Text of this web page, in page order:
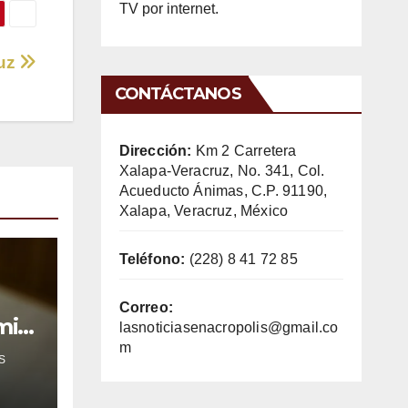
TV por internet.
CONTÁCTANOS
Dirección: Km 2 Carretera
Xalapa-Veracruz, No. 341, Col.
Acueducto Ánimas, C.P. 91190,
Xalapa, Veracruz, México
Teléfono: (228) 8 41 72 85
Correo:
lasnoticiasenacropolis@gmail.co
m